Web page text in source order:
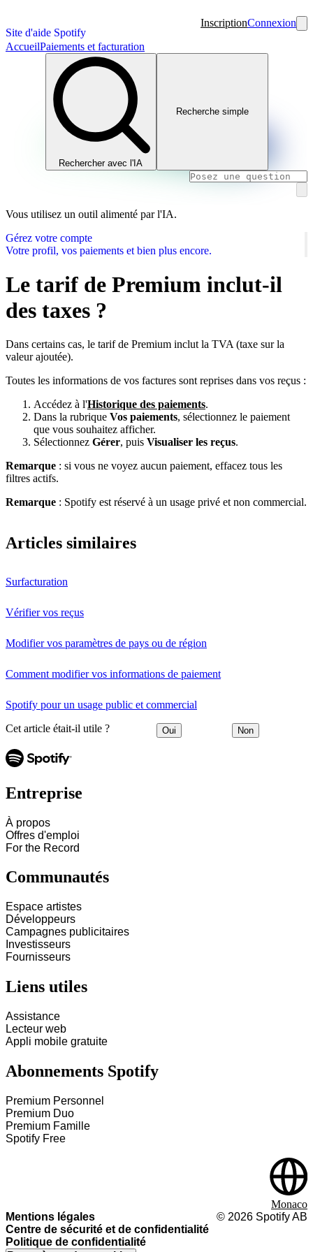
Site d'aide Spotify
InscriptionConnexion
AccueilPaiements et facturation
Rechercher avec l'IA
Recherche simple
Vous utilisez un outil alimenté par l'IA.
Gérez votre compte
Votre profil, vos paiements et bien plus encore.
Le tarif de Premium inclut-il
des taxes ?
Dans certains cas, le tarif de Premium inclut la TVA (taxe sur la
valeur ajoutée).
Toutes les informations de vos factures sont reprises dans vos reçus :
Accédez à l'Historique des paiements.
Dans la rubrique Vos paiements, sélectionnez le paiement
que vous souhaitez afficher.
Sélectionnez Gérer, puis Visualiser les reçus.
Remarque : si vous ne voyez aucun paiement, effacez tous les
filtres actifs.
Remarque : Spotify est réservé à un usage privé et non commercial.
Articles similaires
Surfacturation
Vérifier vos reçus
Modifier vos paramètres de pays ou de région
Comment modifier vos informations de paiement
Spotify pour un usage public et commercial
Cet article était-il utile ? Oui Non
Entreprise
À propos
Offres d'emploi
For the Record
Communautés
Espace artistes
Développeurs
Campagnes publicitaires
Investisseurs
Fournisseurs
Liens utiles
Assistance
Lecteur web
Appli mobile gratuite
Abonnements Spotify
Premium Personnel
Premium Duo
Premium Famille
Spotify Free
Mentions légales
Centre de sécurité et de confidentialité
Politique de confidentialité
© 2026 Spotify AB
Monaco